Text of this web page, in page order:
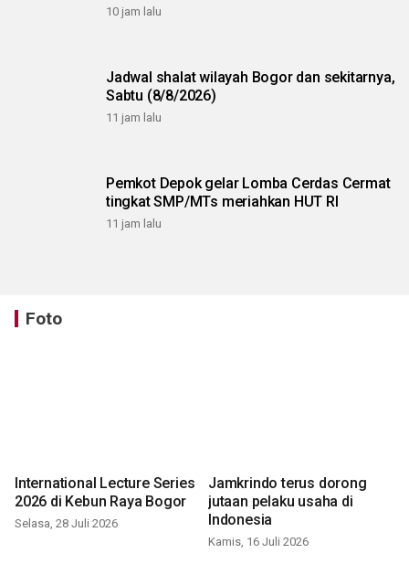
10 jam lalu
Jadwal shalat wilayah Bogor dan sekitarnya,
Sabtu (8/8/2026)
11 jam lalu
Pemkot Depok gelar Lomba Cerdas Cermat
tingkat SMP/MTs meriahkan HUT RI
11 jam lalu
Foto
International Lecture Series
2026 di Kebun Raya Bogor
Selasa, 28 Juli 2026
Jamkrindo terus dorong
jutaan pelaku usaha di
Indonesia
Kamis, 16 Juli 2026